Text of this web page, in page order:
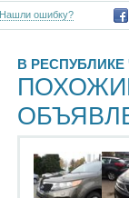
Нашли ошибку?
В